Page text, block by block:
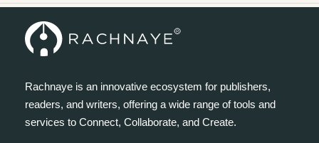
Rachnaye is an innovative ecosystem for publishers,
readers, and writers, offering a wide range of tools and
services to Connect, Collaborate, and Create.